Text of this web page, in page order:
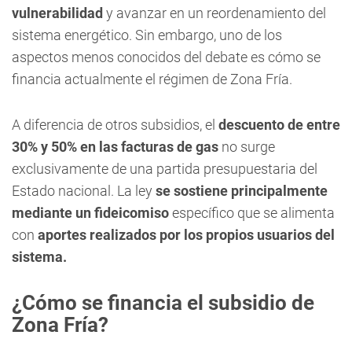
vulnerabilidad y avanzar en un reordenamiento del
sistema energético. Sin embargo, uno de los
aspectos menos conocidos del debate es cómo se
financia actualmente el régimen de Zona Fría.
A diferencia de otros subsidios, el descuento de entre
30% y 50% en las facturas de gas no surge
exclusivamente de una partida presupuestaria del
Estado nacional. La ley se sostiene principalmente
mediante un fideicomisoespecífico que se alimenta
con aportes realizados por los propios usuarios del
sistema.
¿Cómo se financia el subsidio de
Zona Fría?